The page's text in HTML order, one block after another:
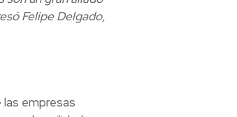
Felipe Delgado,
las empresas